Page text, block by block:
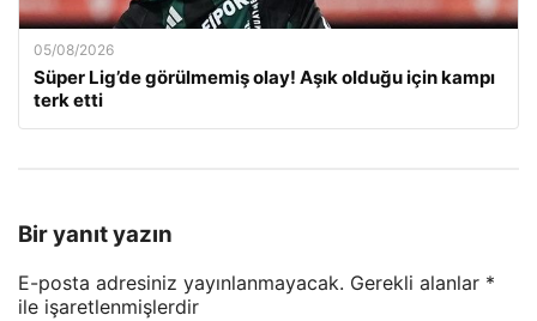
05/08/2026
Süper Lig’de görülmemiş olay! Aşık olduğu için kampı
terk etti
Bir yanıt yazın
E-posta adresiniz yayınlanmayacak. Gerekli alanlar *
ile işaretlenmişlerdir